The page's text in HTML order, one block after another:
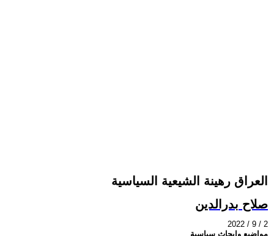
العراق رهينة الشيعية السياسية
صلاح بدرالدين
2022 / 9 / 2
مواضيع وابحاث سياسية